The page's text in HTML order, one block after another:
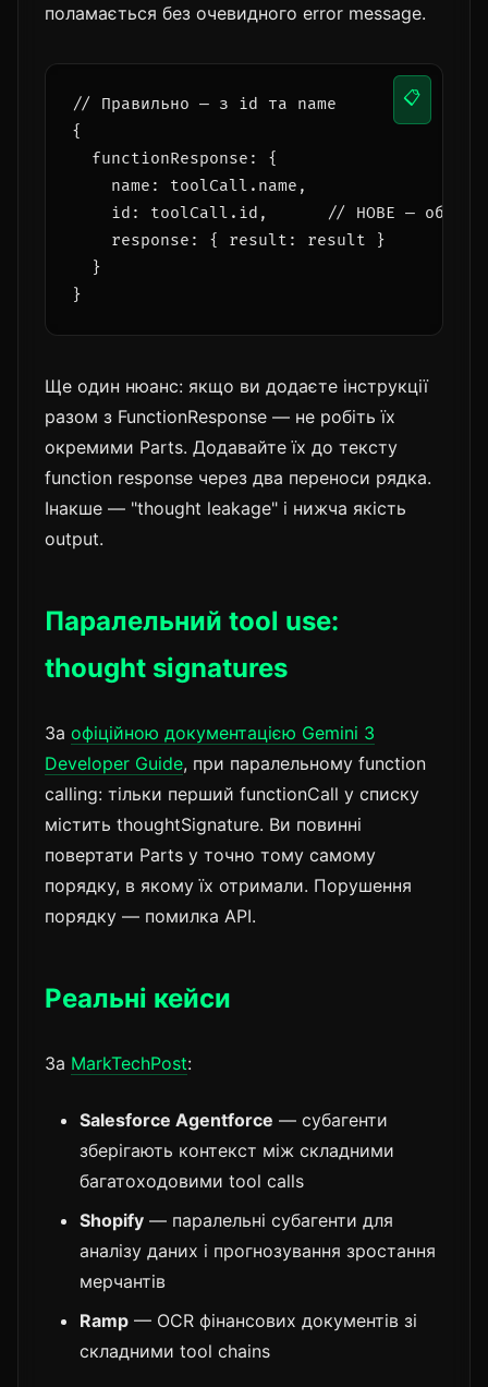
поламається без очевидного error message.
// Правильно — з id та name
{
  functionResponse: {
    name: toolCall.name,
id: toolCall.id,      // НОВЕ —
    response: { result: result }
  }
📋
Ще один нюанс: якщо ви додаєте інструкції
разом з FunctionResponse — не робіть їх
окремими Parts. Додавайте їх до тексту
function response через два переноси рядка.
Інакше — "thought leakage" і нижча якість
output.
Паралельний tool use:
thought signatures
За офіційною документацією Gemini 3
Developer Guide, при паралельному function
calling: тільки перший functionCall у списку
містить thoughtSignature. Ви повинні
повертати Parts у точно тому самому
порядку, в якому їх отримали. Порушення
порядку — помилка API.
Реальні кейси
За MarkTechPost:
Salesforce Agentforce — субагенти
зберігають контекст між складними
багатоходовими tool calls
Shopify — паралельні субагенти для
аналізу даних і прогнозування зростання
мерчантів
Ramp — OCR фінансових документів зі
складними tool chains